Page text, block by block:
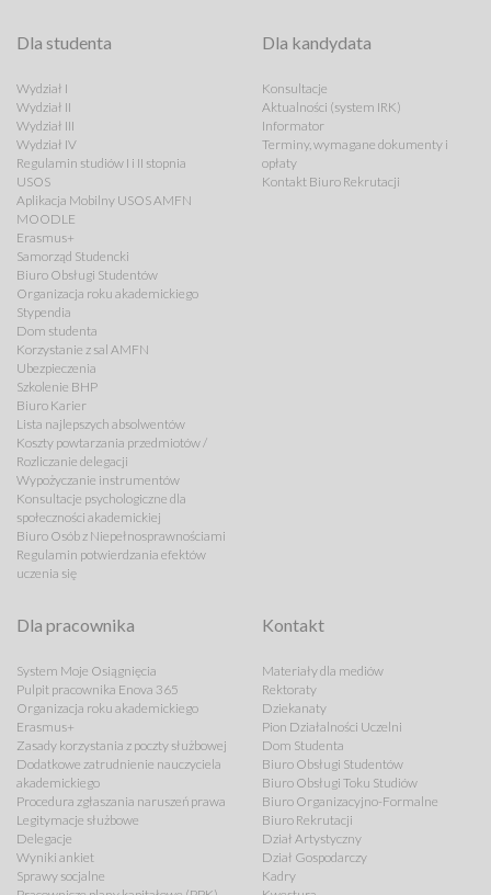
Dla studenta
Wydział I
Wydział II
Wydział III
Wydział IV
Regulamin studiów I i II stopnia
USOS
Aplikacja Mobilny USOS AMFN
MOODLE
Erasmus+
Samorząd Studencki
Biuro Obsługi Studentów
Organizacja roku akademickiego
Stypendia
Dom studenta
Korzystanie z sal AMFN
Ubezpieczenia
Szkolenie BHP
Biuro Karier
Lista najlepszych absolwentów
Koszty powtarzania przedmiotów /
Rozliczanie delegacji
Wypożyczanie instrumentów
Konsultacje psychologiczne dla
społeczności akademickiej
Biuro Osób z Niepełnosprawnościami
Regulamin potwierdzania efektów
uczenia się
Dla kandydata
Konsultacje
Aktualności (system IRK)
Informator
Terminy, wymagane dokumenty i
opłaty
Kontakt Biuro Rekrutacji
Dla pracownika
System Moje Osiągnięcia
Pulpit pracownika Enova 365
Organizacja roku akademickiego
Erasmus+
Zasady korzystania z poczty służbowej
Dodatkowe zatrudnienie nauczyciela
akademickiego
Procedura zgłaszania naruszeń prawa
Legitymacje służbowe
Delegacje
Wyniki ankiet
Sprawy socjalne
Kontakt
Materiały dla mediów
Rektoraty
Dziekanaty
Pion Działalności Uczelni
Dom Studenta
Biuro Obsługi Studentów
Biuro Obsługi Toku Studiów
Biuro Organizacyjno-Formalne
Biuro Rekrutacji
Dział Artystyczny
Dział Gospodarczy
Kadry